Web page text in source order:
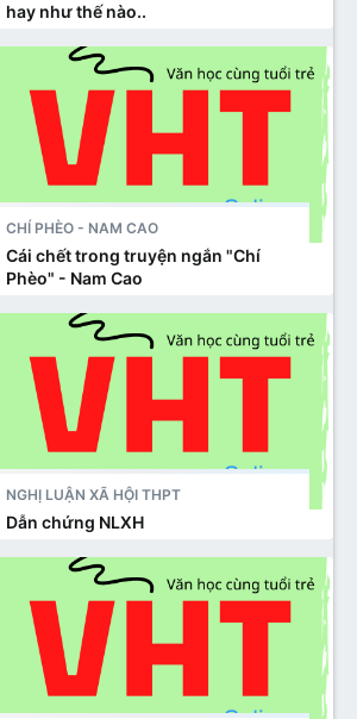
hay như thế nào..
CHÍ PHÈO - NAM CAO
Cái chết trong truyện ngắn "Chí
Phèo" - Nam Cao
NGHỊ LUẬN XÃ HỘI THPT
Dẫn chứng NLXH